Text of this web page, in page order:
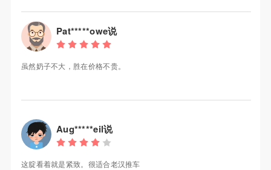
Pat*****owe说
虽然奶子不大，胜在价格不贵。
Aug*****eil说
这腚看着就是紧致。很适合老汉推车